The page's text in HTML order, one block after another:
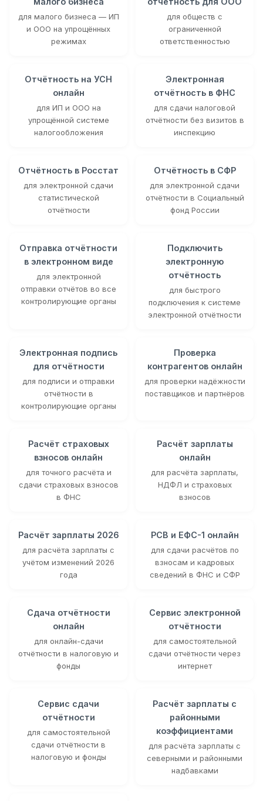
для малого бизнеса — ИП
и ООО на упрощённых
режимах
для обществ с
ограниченной
ответственностью
Отчётность на УСН
онлайн
для ИП и ООО на
упрощённой системе
налогообложения
Электронная
отчётность в ФНС
для сдачи налоговой
отчётности без визитов в
инспекцию
Отчётность в Росстат
для электронной сдачи
статистической
отчётности
Отчётность в СФР
для электронной сдачи
отчётности в Социальный
фонд России
Отправка отчётности
в электронном виде
для электронной
отправки отчётов во все
контролирующие органы
Подключить
электронную
отчётность
для быстрого
подключения к системе
электронной отчётности
Электронная подпись
для отчётности
для подписи и отправки
отчётности в
контролирующие органы
Проверка
контрагентов онлайн
для проверки надёжности
поставщиков и партнёров
Расчёт страховых
взносов онлайн
для точного расчёта и
сдачи страховых взносов
в ФНС
Расчёт зарплаты
онлайн
для расчёта зарплаты,
НДФЛ и страховых
взносов
Расчёт зарплаты 2026
для расчёта зарплаты с
учётом изменений 2026
года
РСВ и ЕФС-1 онлайн
для сдачи расчётов по
взносам и кадровых
сведений в ФНС и СФР
Сдача отчётности
онлайн
для онлайн-сдачи
отчётности в налоговую и
фонды
Сервис электронной
отчётности
для самостоятельной
сдачи отчётности через
интернет
Сервис сдачи
отчётности
для самостоятельной
сдачи отчётности в
налоговую и фонды
Расчёт зарплаты с
районными
коэффициентами
для расчёта зарплаты с
северными и районными
надбавками